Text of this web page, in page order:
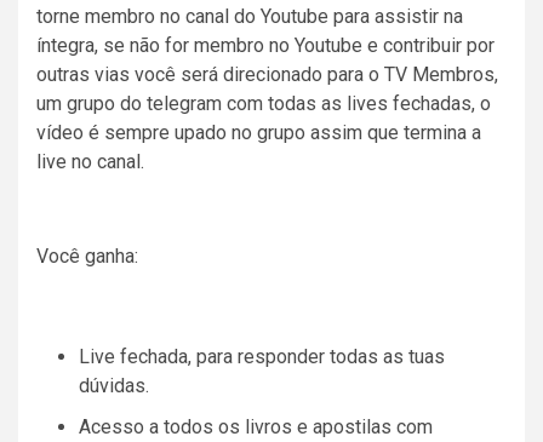
torne membro no canal do Youtube para assistir na
íntegra, se não for membro no Youtube e contribuir por
outras vias você será direcionado para o TV Membros,
um grupo do telegram com todas as lives fechadas, o
vídeo é sempre upado no grupo assim que termina a
live no canal.
Você ganha:
Live fechada, para responder todas as tuas
dúvidas.
Acesso a todos os livros e apostilas com